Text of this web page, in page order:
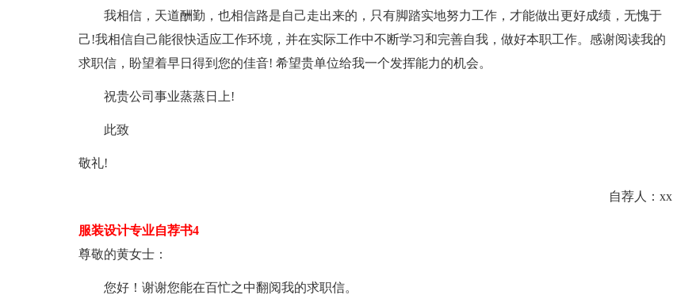
我相信，天道酬勤，也相信路是自己走出来的，只有脚踏实地努力工作，才能做出更好成绩，无愧于
己!我相信自己能很快适应工作环境，并在实际工作中不断学习和完善自我，做好本职工作。感谢阅读我的
求职信，盼望着早日得到您的佳音! 希望贵单位给我一个发挥能力的机会。
祝贵公司事业蒸蒸日上!
此致
敬礼!
自荐人：xx
服装设计专业自荐书4
尊敬的黄女士：
您好！谢谢您能在百忙之中翻阅我的求职信。